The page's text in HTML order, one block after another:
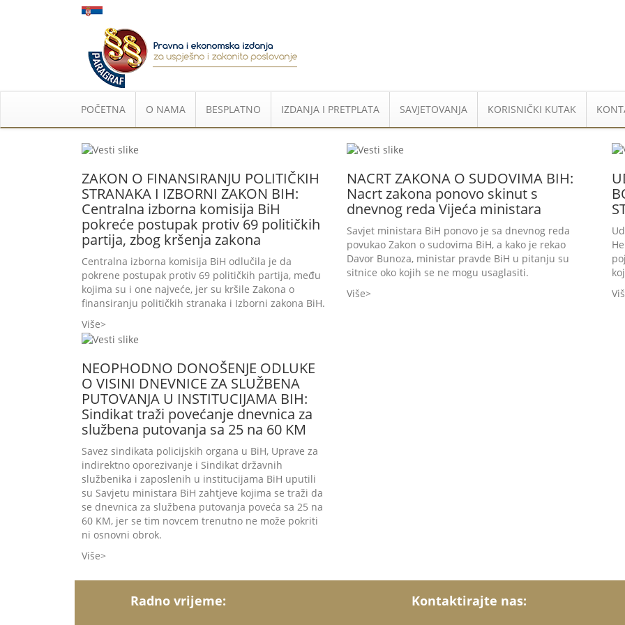
POČETNA O NAMA BESPLATNO IZDANJA I PRETPLATA SAVJETOVANJA KORISNIČKI KUTAK
ZAKON O FINANSIRANJU POLITIČKIH
STRANAKA I IZBORNI ZAKON BIH:
Centralna izborna komisija BiH
pokreće postupak protiv 69 političkih
partija, zbog kršenja zakona
Centralna izborna komisija BiH odlučila je da
pokrene postupak protiv 69 političkih partija, među
kojima su i one najveće, jer su kršile Zakona o
finansiranju političkih stranaka i Izborni zakona BiH.
Više
NACRT ZAKONA O SUDOVIMA BIH:
Nacrt zakona ponovo skinut s
dnevnog reda Vijeća ministara
Savjet ministara BiH ponovo je sa dnevnog reda
povukao Zakon o sudovima BiH, a kako je rekao
Davor Bunoza, ministar pravde BiH u pitanju su
sitnice oko kojih se ne mogu usaglasiti.
Više
NEOPHODNO DONOŠENJE ODLUKE
O VISINI DNEVNICE ZA SLUŽBENA
PUTOVANJA U INSTITUCIJAMA BIH:
Sindikat traži povećanje dnevnica za
službena putovanja sa 25 na 60 KM
Savez sindikata policijskih organa u BiH, Uprave za
indirektno oporezivanje i Sindikat državnih
službenika i zaposlenih u institucijama BiH uputili
su Savjetu ministara BiH zahtjeve kojima se traži da
se dnevnica za službena putovanja poveća sa 25 na
60 KM, jer se tim novcem trenutno ne može pokriti
ni osnovni obrok.
Više
Radno vrijeme: Kontaktirajte nas: